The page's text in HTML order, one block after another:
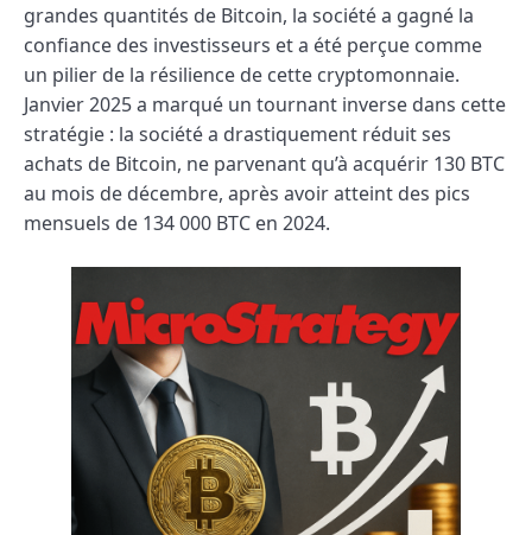
grandes quantités de Bitcoin, la société a gagné la
confiance des investisseurs et a été perçue comme
un pilier de la résilience de cette cryptomonnaie.
Janvier 2025 a marqué un tournant inverse dans cette
stratégie : la société a drastiquement réduit ses
achats de Bitcoin, ne parvenant qu’à acquérir 130 BTC
au mois de décembre, après avoir atteint des pics
mensuels de 134 000 BTC en 2024.